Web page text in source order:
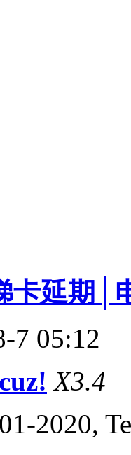
卡延期│
7 05:12
X3.4
2020,